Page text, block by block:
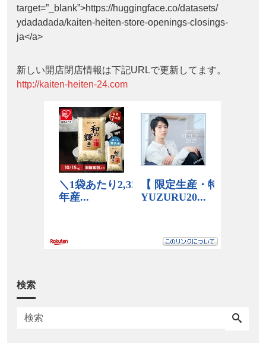
target=”_blank”>https://huggingface.co/datasets/
ydadadada/kaiten-heiten-store-openings-closings-
ja</a>
新しい開店閉店情報は下記URLで更新してます。
http://kaiten-heiten-24.com
検索